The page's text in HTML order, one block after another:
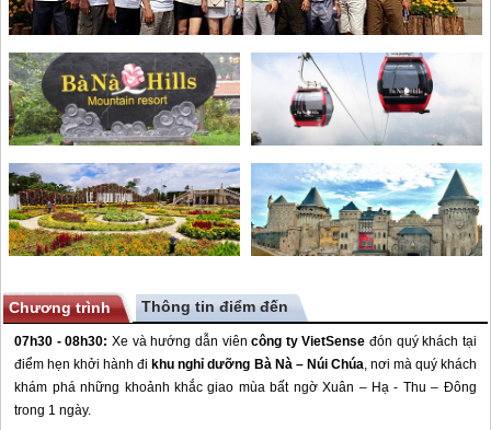
Chương trình Thông tin điểm đến
07h30 - 08h30: Xe và hướng dẫn viêncông ty VietSense đón quý khách tại
điểm hẹn khởi hành đi khu nghỉ dưỡng Bà Nà – Núi Chúa, nơi mà quý khách
khám phá những khoảnh khắc giao mùa bất ngờ Xuân – Hạ - Thu – Đông
trong 1 ngày.